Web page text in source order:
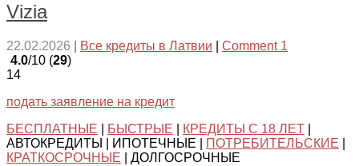
Vizia
22.02.2026 Все кредиты в Латвии
Comment 1
4.0/10 (29)
14
подать заявление на кредит
БЕСПЛАТНЫЕ
БЫСТРЫЕ КРЕДИТЫ С 18 ЛЕТ
АВТОКРЕДИТЫ | ИПОТЕЧНЫЕ |
ПОТРЕБИТЕЛЬСКИЕ
КРАТКОСРОЧНЫЕ | ДОЛГОСРОЧНЫЕ